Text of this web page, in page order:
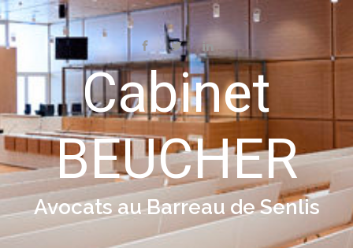
Skip to main content
Cabinet
BEUCHER
Avocats au Barreau de Senlis